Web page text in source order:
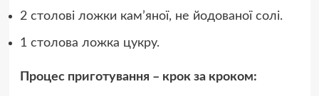
2 столові ложки кам’яної, не йодованої солі.
1 столова ложка цукру.
Процес приготування – крок за кроком: